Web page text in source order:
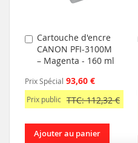
Cartouche d'encre
CANON PFI-3100M
– Magenta - 160 ml
Prix Spécial 93,60 €
Prix public TTC: 112,32 €
Ajouter
au
panier
Ajouter au panier